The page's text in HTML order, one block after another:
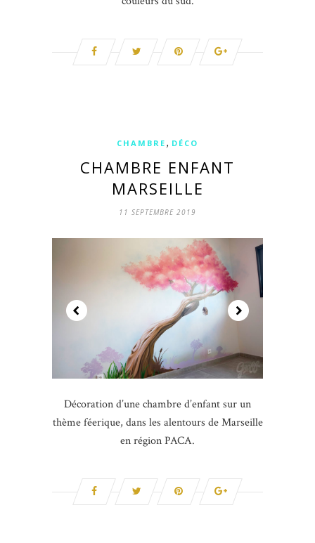
CHAMBRE , DÉCO
CHAMBRE ENFANT
MARSEILLE
11 SEPTEMBRE 2019
Décoration d’une chambre d’enfant sur un
thème féerique, dans les alentours de Marseille
en région PACA.